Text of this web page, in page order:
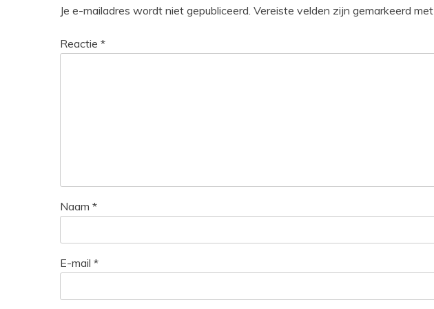
Je e-mailadres wordt niet gepubliceerd. Vereiste velden zijn gemarkeerd met
Reactie *
Naam *
E-mail *